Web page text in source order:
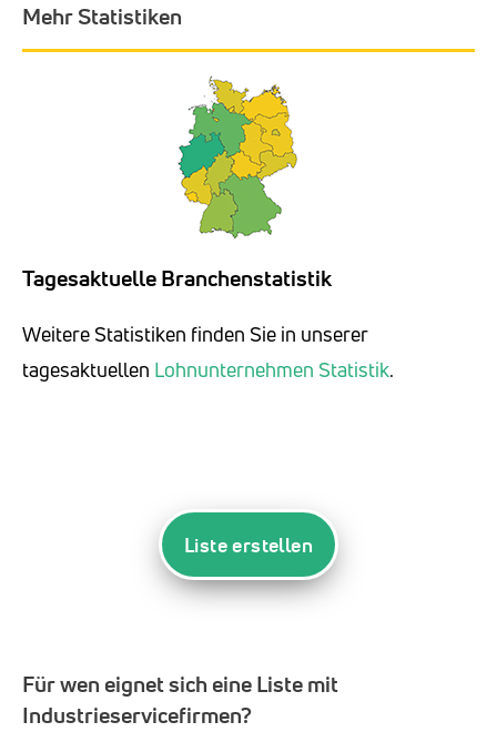
Mehr Statistiken
Tagesaktuelle Branchenstatistik
Weitere Statistiken finden Sie in unserer
tagesaktuellen Lohnunternehmen Statistik.
Liste erstellen
Für wen eignet sich eine Liste mit
Industrieservicefirmen?